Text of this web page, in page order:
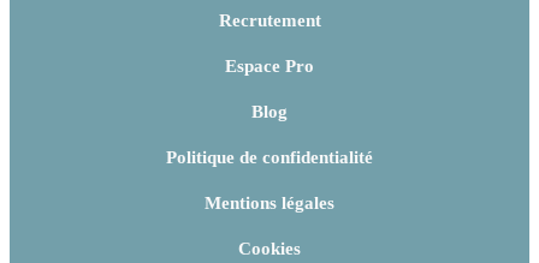
Recrutement
Espace Pro
Blog
Politique de confidentialité
Mentions légales
Cookies